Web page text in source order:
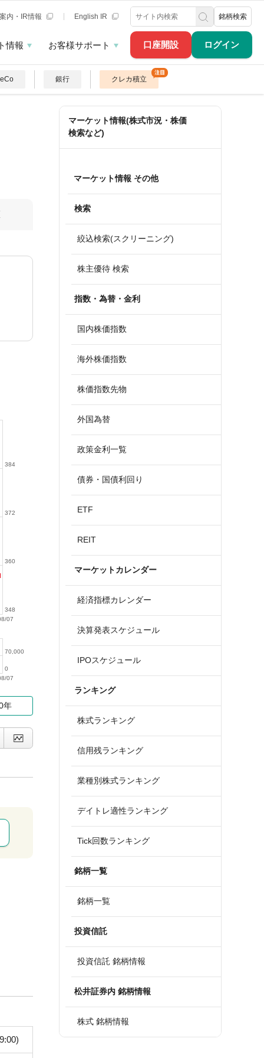
口座開設 ログイン
内・IR情報 English IR 銘柄検索
情報 お客様サポート
銀行 クレカ積立
07
348
360
372
384
07
0
70,000
年
マーケット情報(株式市況・株価
検索など)
マーケット情報 その他
検索
絞込検索(スクリーニング)
株主優待 検索
指数・為替・金利
国内株価指数
海外株価指数
株価指数先物
外国為替
政策金利一覧
債券・国債利回り
ETF
REIT
マーケットカレンダー
経済指標カレンダー
決算発表スケジュール
IPOスケジュール
ランキング
株式ランキング
信用残ランキング
業種別株式ランキング
デイトレ適性ランキング
Tick回数ランキング
銘柄一覧
銘柄一覧
投資信託
投資信託 銘柄情報
松井証券内 銘柄情報
株式 銘柄情報